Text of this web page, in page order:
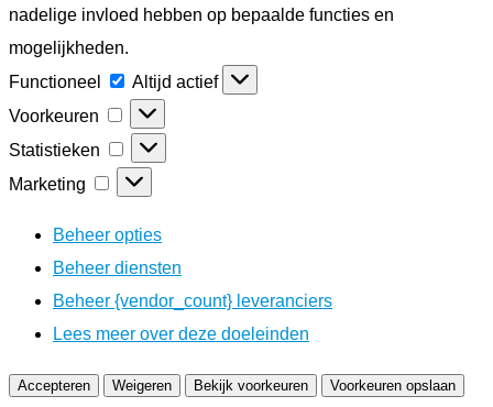
nadelige invloed hebben op bepaalde functies en
mogelijkheden.
Functioneel
Altijd actief
Voorkeuren
Statistieken
Marketing
Beheer opties
Beheer diensten
Beheer {vendor_count} leveranciers
Lees meer over deze doeleinden
Accepteren Weigeren Bekijk voorkeuren Voorkeuren opslaan